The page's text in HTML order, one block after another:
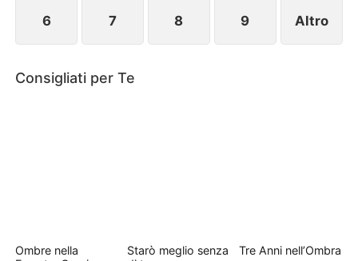
6 7 8 9 Altro
Consigliati per Te
Ombre nella
Starò meglio senza
Tre Anni nell’Ombra